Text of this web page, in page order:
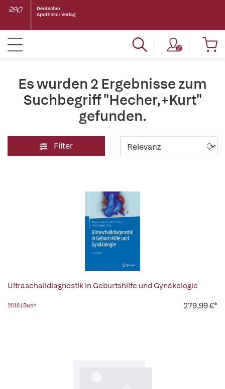
Es wurden 2 Ergebnisse zum
Suchbegriff "Hecher,+Kurt"
gefunden.
Filter
Ultraschalldiagnostik in Geburtshilfe und Gynäkologie
2018 | Buch 279,99 €*